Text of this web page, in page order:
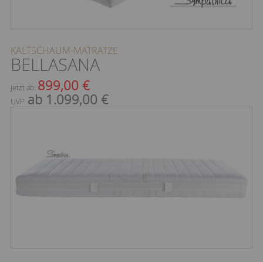
KALTSCHAUM-MATRATZE
BELLASANA
Jetzt ab: 899,00 €
UVP ab 1.099,00 €